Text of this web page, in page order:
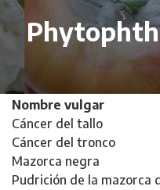
Nombre vulgar
Cáncer del tallo
Cáncer del tronco
Mazorca negra
Pudrición de la mazorca